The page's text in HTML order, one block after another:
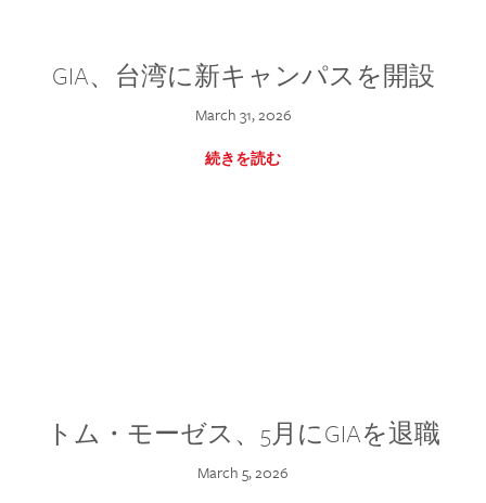
GIA、台湾に新キャンパスを開設
March 31, 2026
続きを読む
トム・モーゼス、5月にGIAを退職
March 5, 2026